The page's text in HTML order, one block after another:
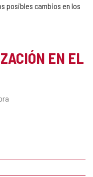
posibles cambios en los
EN EL